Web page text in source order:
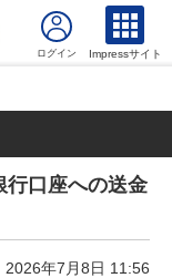
Impressサイト
口座への送金
2026年7月8日 11:56